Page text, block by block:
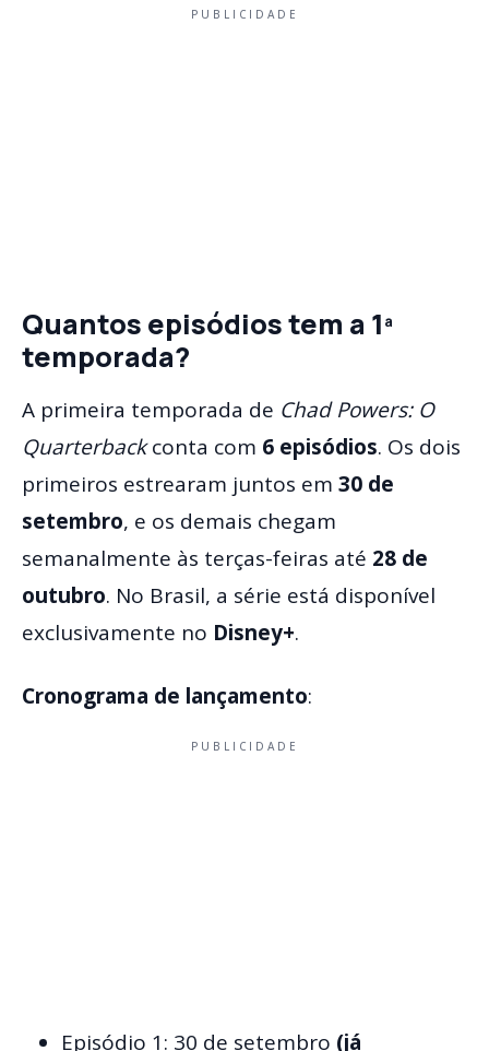
PUBLICIDADE
Quantos episódios tem a 1ª
temporada?
A primeira temporada de Chad Powers: O
Quarterbackconta com 6 episódios. Os dois
primeiros estrearam juntos em 30 de
setembro, e os demais chegam
semanalmente às terças-feiras até 28 de
outubro. No Brasil, a série está disponível
exclusivamente no Disney+.
Cronograma de lançamento:
PUBLICIDADE
Episódio 1: 30 de setembro (já